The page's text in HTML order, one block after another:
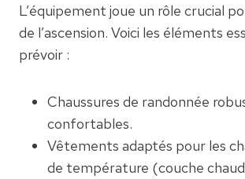
L’équipement joue un rôle crucial
de l’ascension. Voici les éléments
prévoir :
Chaussures de randonnée
confortables.
Vêtements adaptés pour les
de température (couche